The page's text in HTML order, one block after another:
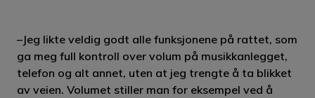
–Jeg likte veldig godt alle funksjonene på rattet, som
ga meg full kontroll over volum på musikkanlegget,
telefon og alt annet, uten at jeg trengte å ta blikket
av veien. Volumet stiller man for eksempel ved å